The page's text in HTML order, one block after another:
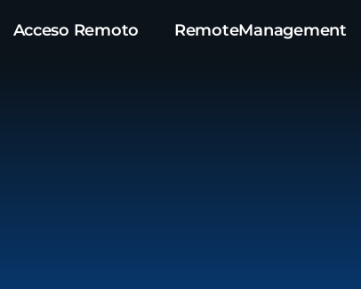
Acceso Remoto RemoteManagement